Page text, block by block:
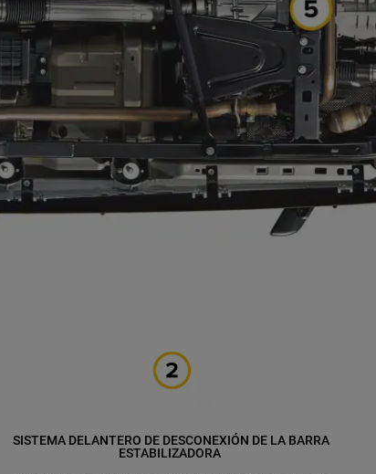
SISTEMA DELANTERO DE DESCONEXIÓN DE LA BARRA
ESTABILIZADORA